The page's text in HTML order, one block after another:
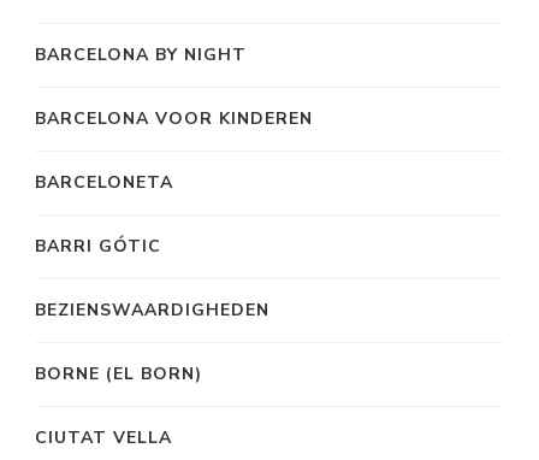
BARCELONA BY NIGHT
BARCELONA VOOR KINDEREN
BARCELONETA
BARRI GÓTIC
BEZIENSWAARDIGHEDEN
BORNE (EL BORN)
CIUTAT VELLA